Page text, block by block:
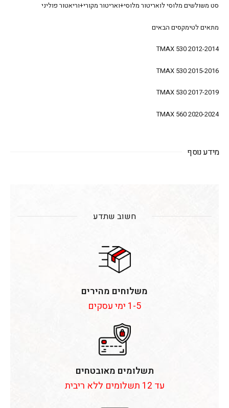
סט משולשים מלוסי לואריטור מלוסי+ואריטור מקורי+וריאטור פוליני
מתאים לטימקסים הבאים
TMAX 530 2012-2014
TMAX 530 2015-2016
TMAX 530 2017-2019
TMAX 560 2020-2024
מידע נוסף
חשוב שתדע
משלוחים מהירים
1-5 ימי עסקים
תשלומים מאובטחים
עד 12 תשלומים ללא ריבית